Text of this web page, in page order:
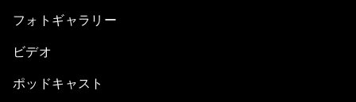
フォトギャラリー
ビデオ
ポッドキャスト